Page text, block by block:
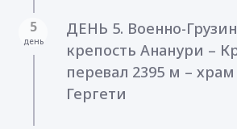
5
день
ДЕНЬ 5. Военно-
крепость Ананури –
перевал 2395 м –
Гергети